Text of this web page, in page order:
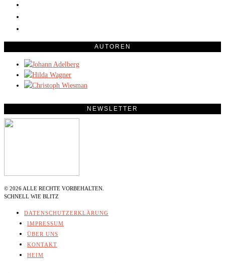
AUTOREN
NEWSLETTER
© 2026 ALLE RECHTE VORBEHALTEN.
SCHNELL WIE BLITZ
DATENSCHUTZERKLÄRUNG
IMPRESSUM
ÜBER UNS
KONTAKT
HEIM